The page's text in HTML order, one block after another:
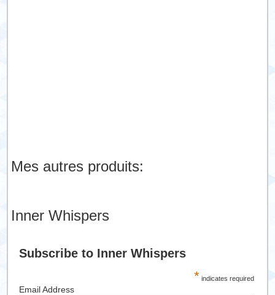
Mes autres produits:
Inner Whispers
Subscribe to Inner Whispers
* indicates required
Email Address